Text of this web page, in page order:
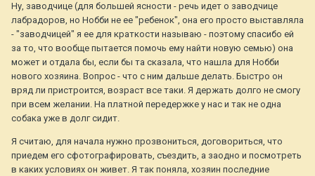
Ну, заводчице (для большей ясности - речь идет о заводчице
лабрадоров, но Нобби не ее "ребенок", она его просто выставляла
- "заводчицей" я ее для краткости называю - поэтому спасибо ей
за то, что вообще пытается помочь ему найти новую семью) она
может и отдала бы, если бы та сказала, что нашла для Нобби
нового хозяина. Вопрос - что с ним дальше делать. Быстро он
вряд ли пристроится, возраст все таки. Я держать долго не смогу
при всем желании. На платной передержке у нас и так не одна
собака уже в долг сидит.
Я считаю, для начала нужно прозвониться, договориться, что
приедем его сфотографировать, съездить, а заодно и посмотреть
в каких условиях он живет. Я так поняла, хозяин последние